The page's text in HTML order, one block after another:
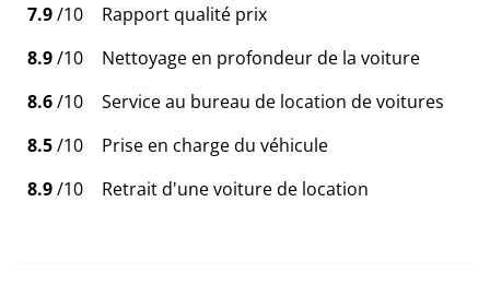
7.9/10
Rapport qualité prix
8.9/10
Nettoyage en profondeur de la voiture
8.6/10
Service au bureau de location de voitures
8.5/10
Prise en charge du véhicule
8.9/10 Retrait d'une voiture de location